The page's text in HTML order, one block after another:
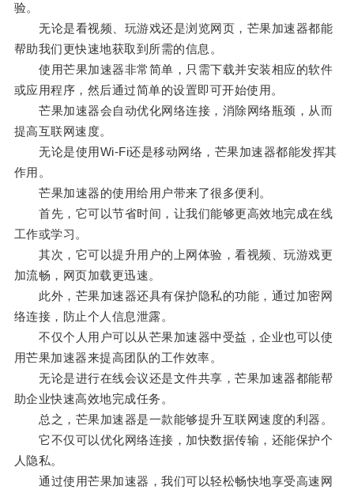
验。
无论是看视频、玩游戏还是浏览网页，芒果加速器都能
帮助我们更快速地获取到所需的信息。
使用芒果加速器非常简单，只需下载并安装相应的软件
或应用程序，然后通过简单的设置即可开始使用。
芒果加速器会自动优化网络连接，消除网络瓶颈，从而
提高互联网速度。
无论是使用Wi-Fi还是移动网络，芒果加速器都能发挥其
作用。
芒果加速器的使用给用户带来了很多便利。
首先，它可以节省时间，让我们能够更高效地完成在线
工作或学习。
其次，它可以提升用户的上网体验，看视频、玩游戏更
加流畅，网页加载更迅速。
此外，芒果加速器还具有保护隐私的功能，通过加密网
络连接，防止个人信息泄露。
不仅个人用户可以从芒果加速器中受益，企业也可以使
用芒果加速器来提高团队的工作效率。
无论是进行在线会议还是文件共享，芒果加速器都能帮
助企业快速高效地完成任务。
总之，芒果加速器是一款能够提升互联网速度的利器。
它不仅可以优化网络连接，加快数据传输，还能保护个
人隐私。
通过使用芒果加速器，我们可以轻松畅快地享受高速网